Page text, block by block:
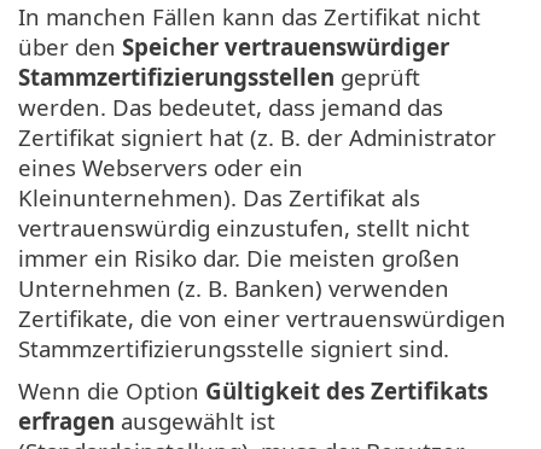
In manchen Fällen kann das Zertifikat nicht
über den Speicher vertrauenswürdiger
Stammzertifizierungsstellen geprüft
werden. Das bedeutet, dass jemand das
Zertifikat signiert hat (z. B. der Administrator
eines Webservers oder ein
Kleinunternehmen). Das Zertifikat als
vertrauenswürdig einzustufen, stellt nicht
immer ein Risiko dar. Die meisten großen
Unternehmen (z. B. Banken) verwenden
Zertifikate, die von einer vertrauenswürdigen
Stammzertifizierungsstelle signiert sind.
Wenn die Option Gültigkeit des Zertifikats
erfragen ausgewählt ist